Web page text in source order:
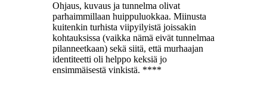
Ohjaus, kuvaus ja tunnelma olivat
parhaimmillaan huippuluokkaa. Miinusta
kuitenkin turhista viipyilyistä joissakin
kohtauksissa (vaikka nämä eivät tunnelmaa
pilanneetkaan) sekä siitä, että murhaajan
identiteetti oli helppo keksiä jo
ensimmäisestä vinkistä. ****